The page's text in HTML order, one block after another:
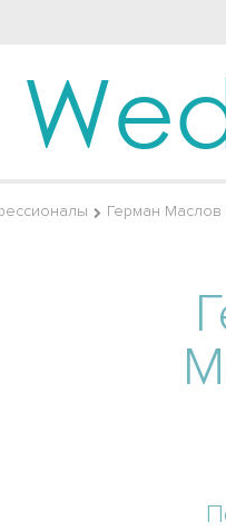
Герман